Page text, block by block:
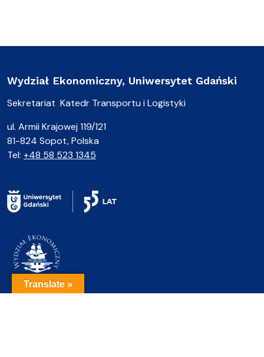
Wydział Ekonomiczny, Uniwersytet Gdański
Sekretariat Katedr Transportu i Logistyki
ul. Armii Krajowej 119/121
81-824 Sopot, Polska
Tel: +48 58 523 1345
Translate »